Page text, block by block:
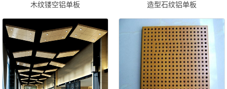
木纹镂空铝单板 造型石纹铝单板